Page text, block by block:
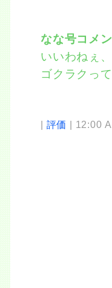
なな号コ
いいわねぇ
ゴクラクっ
| 評価 | 12:00